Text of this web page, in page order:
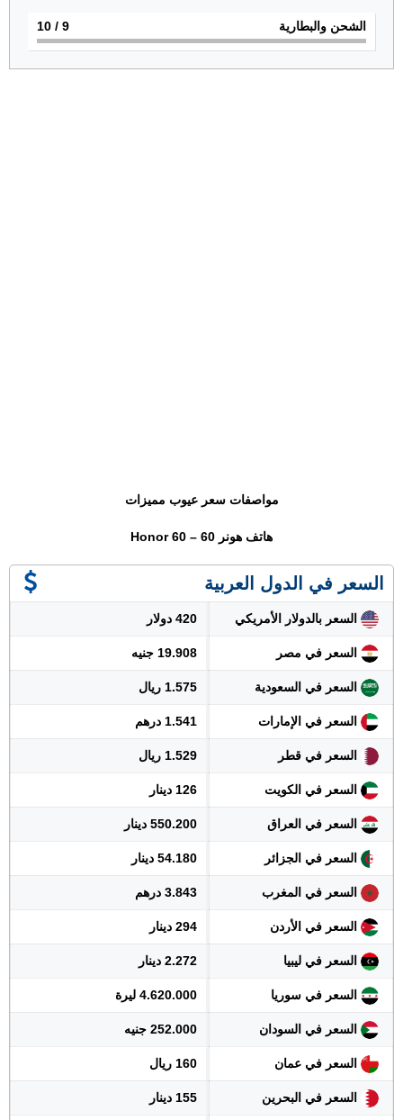
الشحن والبطارية 9
/ 10
مواصفات سعر عيوب مميزات
هاتف هونر 60 – Honor 60
السعر في الدول العربية
السعر بالدولار الأمريكي 420 دولار
السعر في مصر 19.908 جنيه
السعر في السعودية 1.575 ريال
السعر في الإمارات 1.541 درهم
السعر في قطر 1.529 ريال
السعر في الكويت 126 دينار
السعر في العراق 550.200 دينار
السعر في الجزائر 54.180 دينار
السعر في المغرب 3.843 درهم
السعر في الأردن 294 دينار
السعر في ليبيا 2.272 دينار
السعر في سوريا 4.620.000 ليرة
السعر في السودان 252.000 جنيه
السعر في عمان 160 ريال
السعر في البحرين 155 دينار